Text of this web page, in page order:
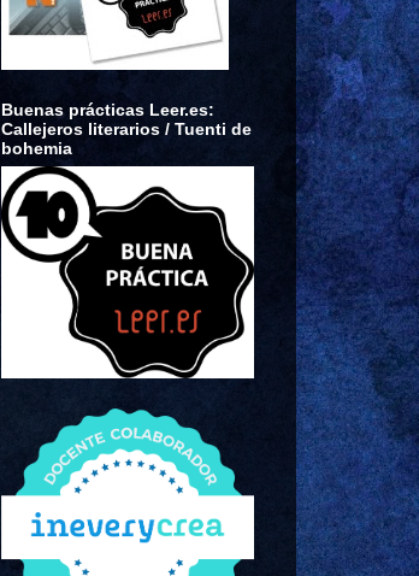
Buenas prácticas Leer.es:
Callejeros literarios / Tuenti de
bohemia